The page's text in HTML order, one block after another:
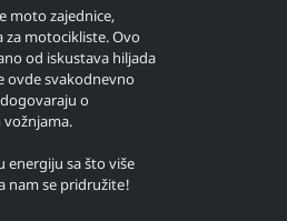
moto zajednice,
motocikliste. Ovo
od iskustava hiljada
ovde svakodnevno
o
energiju sa što više
nam se pridružite!